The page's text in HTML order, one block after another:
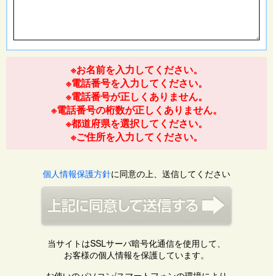
※お名前を入力してください。
※電話番号を入力してください。
※電話番号が正しくありません。
※電話番号の桁数が正しくありません。
※都道府県を選択してください。
※ご住所を入力してください。
個人情報保護方針に同意の上、送信してください
当サイトはSSLサーバ暗号化通信を使用して、
お客様の個人情報を保護しています。